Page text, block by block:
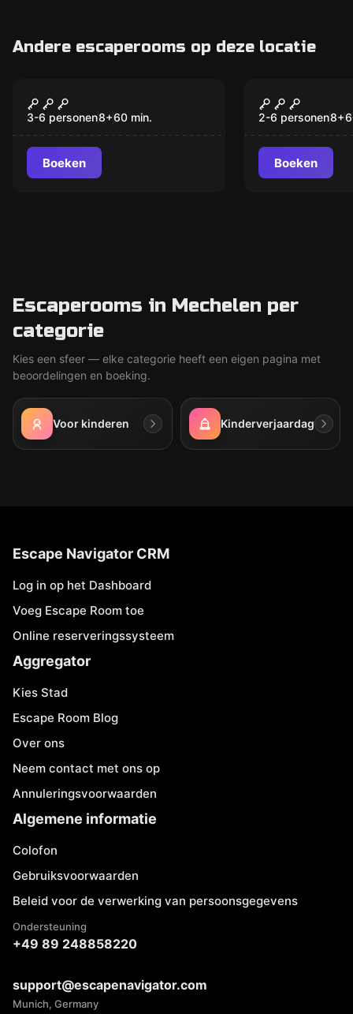
Andere escaperooms op deze locatie
De schat van Kalakmul
3-6 personen8+60 min.
Boeken
De
Mechelen
2-6 personen8+
Boeken
Escaperooms in Mechelen per
categorie
Kies een sfeer — elke categorie heeft een eigen pagina met
beoordelingen en boeking.
Voor kinderen Kinderverjaardag
Escape Navigator CRM
Log in op het Dashboard
Voeg Escape Room toe
Online reserveringssysteem
Aggregator
Kies Stad
Escape Room Blog
Over ons
Neem contact met ons op
Annuleringsvoorwaarden
Algemene informatie
Colofon
Gebruiksvoorwaarden
Beleid voor de verwerking van persoonsgegevens
Ondersteuning
+49 89 248858220
support@escapenavigator.com
Munich, Germany